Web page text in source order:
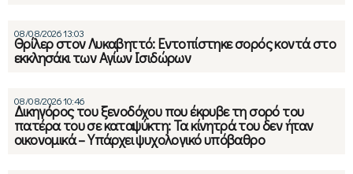
08/08/2026 13:03
Θρίλερ στον Λυκαβηττό: Εντοπίστηκε σορός κοντά στο
εκκλησάκι των Αγίων Ισιδώρων
08/08/2026 10:46
Δικηγόρος του ξενοδόχου που έκρυβε τη σορό του
πατέρα του σε καταψύκτη: Τα κίνητρά του δεν ήταν
οικονομικά – Υπάρχει ψυχολογικό υπόβαθρο